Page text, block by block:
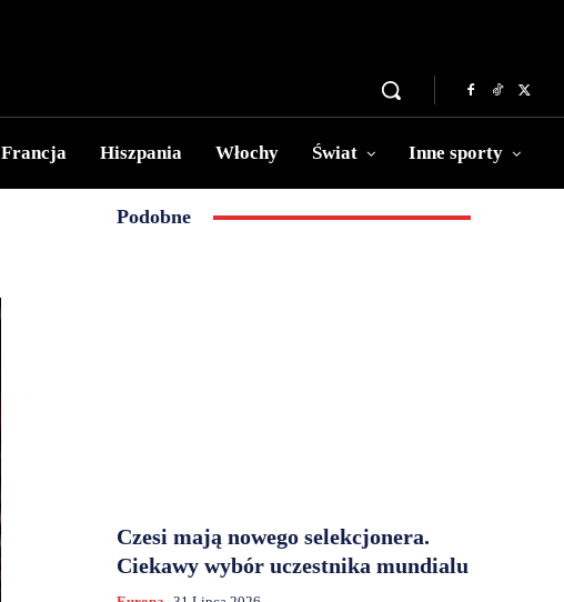
Francja Hiszpania Włochy Świat Inne sporty
Podobne
Czesi mają nowego selekcjonera.
Ciekawy wybór uczestnika mundialu